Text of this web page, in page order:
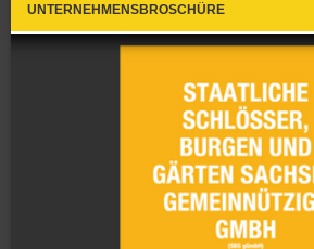
UNTERNEHMENSBROSCHÜRE